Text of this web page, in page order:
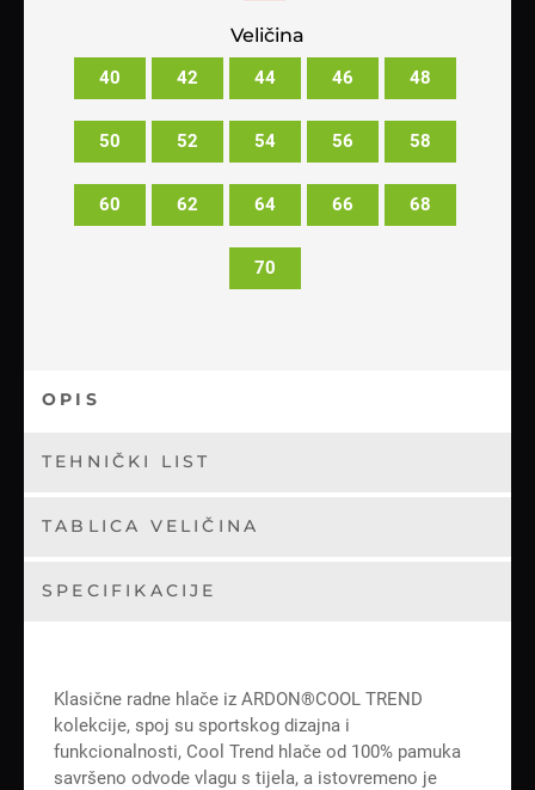
Veličina
40 42 44 46 48
50 52 54 56 58
60 62 64 66 68
70
OPIS
TEHNIČKI LIST
TABLICA VELIČINA
SPECIFIKACIJE
Klasične radne hlače iz ARDON®COOL TREND
kolekcije, spoj su sportskog dizajna i
funkcionalnosti, Cool Trend hlače od 100% pamuka
savršeno odvode vlagu s tijela, a istovremeno je